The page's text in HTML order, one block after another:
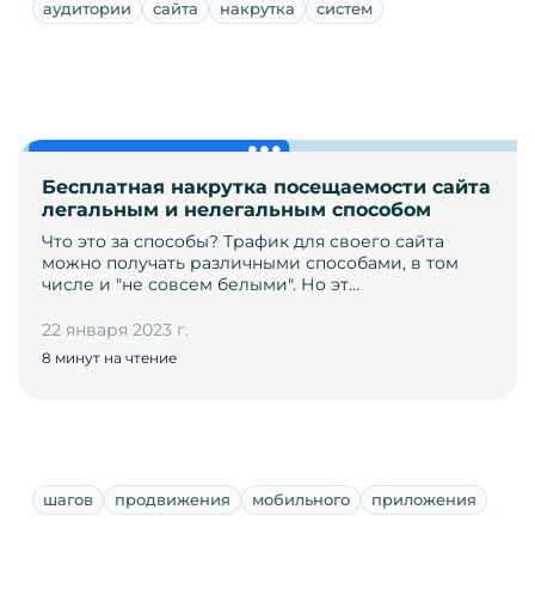
аудитории сайта накрутка систем
Бесплатная накрутка посещаемости сайта
легальным и нелегальным способом
Что это за способы? Трафик для своего сайта
можно получать различными способами, в том
числе и "не совсем белыми". Но эт…
22 января 2023 г.
8 минут на чтение
шагов продвижения мобильного приложения